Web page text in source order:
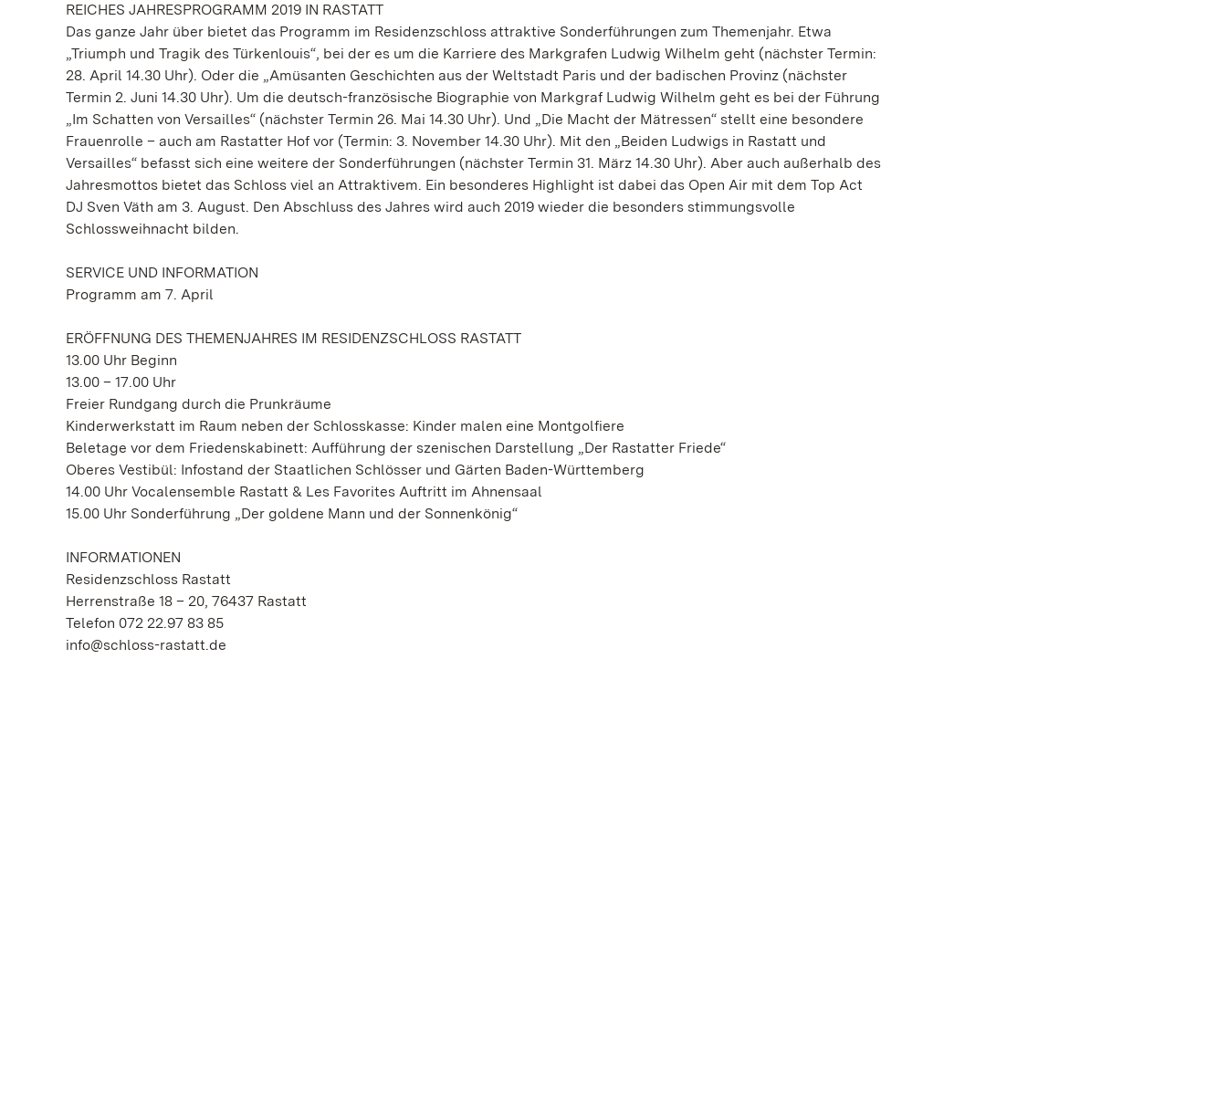
REICHES JAHRESPROGRAMM 2019 IN RASTATT
Das ganze Jahr über bietet das Programm im Residenzschloss attraktive Sonderführungen zum Themenjahr. Etwa
„Triumph und Tragik des Türkenlouis“, bei der es um die Karriere des Markgrafen Ludwig Wilhelm geht (nächster Termin:
28. April 14.30 Uhr). Oder die „Amüsanten Geschichten aus der Weltstadt Paris und der badischen Provinz (nächster
Termin 2. Juni 14.30 Uhr). Um die deutsch-französische Biographie von Markgraf Ludwig Wilhelm geht es bei der Führung
„Im Schatten von Versailles“ (nächster Termin 26. Mai 14.30 Uhr). Und „Die Macht der Mätressen“ stellt eine besondere
Frauenrolle – auch am Rastatter Hof vor (Termin: 3. November 14.30 Uhr). Mit den „Beiden Ludwigs in Rastatt und
Versailles“ befasst sich eine weitere der Sonderführungen (nächster Termin 31. März 14.30 Uhr). Aber auch außerhalb des
Jahresmottos bietet das Schloss viel an Attraktivem. Ein besonderes Highlight ist dabei das Open Air mit dem Top Act
DJ Sven Väth am 3. August. Den Abschluss des Jahres wird auch 2019 wieder die besonders stimmungsvolle
Schlossweihnacht bilden.
SERVICE UND INFORMATION
Programm am 7. April
ERÖFFNUNG DES THEMENJAHRES IM RESIDENZSCHLOSS RASTATT
13.00 Uhr Beginn
13.00 – 17.00 Uhr
Freier Rundgang durch die Prunkräume
Kinderwerkstatt im Raum neben der Schlosskasse: Kinder malen eine Montgolfiere
Beletage vor dem Friedenskabinett: Aufführung der szenischen Darstellung „Der Rastatter Friede“
Oberes Vestibül: Infostand der Staatlichen Schlösser und Gärten Baden-Württemberg
14.00 Uhr Vocalensemble Rastatt & Les Favorites Auftritt im Ahnensaal
15.00 Uhr Sonderführung „Der goldene Mann und der Sonnenkönig“
INFORMATIONEN
Residenzschloss Rastatt
Herrenstraße 18 – 20, 76437 Rastatt
Telefon 072 22.97 83 85
info@schloss-rastatt.de